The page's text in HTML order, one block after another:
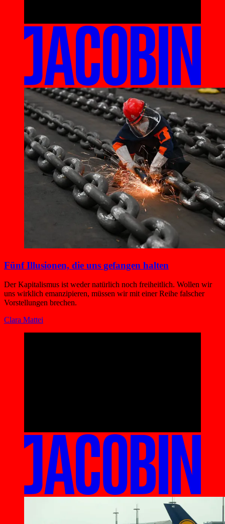
Fünf Illusionen, die uns gefangen halten
Der Kapitalismus ist weder natürlich noch freiheitlich. Wollen wir
uns wirklich emanzipieren, müssen wir mit einer Reihe falscher
Vorstellungen brechen.
Clara Mattei